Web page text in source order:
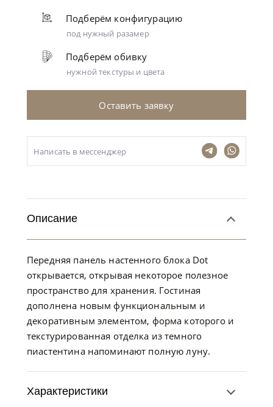
Подберём конфигурацию
под нужный разамер
Подберём обивку
нужной текстуры и цвета
Оставить заявку
Написать в мессенджер
Описание
Передняя панель настенного блока Dot
открывается, открывая некоторое полезное
пространство для хранения. Гостиная
дополнена новым функциональным и
декоративным элементом, форма которого и
текстурированная отделка из темного
пиастентина напоминают полную луну.
Характеристики